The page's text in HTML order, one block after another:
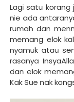
Lagi satu
nie ada
rumah dan
memang elok
nyamuk atau
rasanya
dan elok
Kak Sue nak